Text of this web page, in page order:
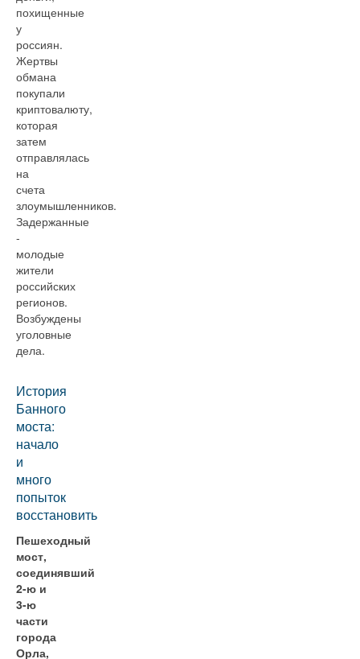
похищенные
у
россиян.
Жертвы
обмана
покупали
криптовалюту,
которая
затем
отправлялась
на
счета
злоумышленников.
Задержанные
-
молодые
жители
российских
регионов.
Возбуждены
уголовные
дела.
История
Банного
моста:
начало
и
много
попыток
восстановить
Пешеходный
мост,
соединявший
2-ю и
3-ю
части
города
Орла,